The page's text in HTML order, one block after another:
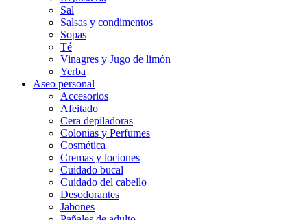
Sal
Salsas y condimentos
Sopas
Té
Vinagres y Jugo de limón
Yerba
Aseo personal
Accesorios
Afeitado
Cera depiladoras
Colonias y Perfumes
Cosmética
Cremas y lociones
Cuidado bucal
Cuidado del cabello
Desodorantes
Jabones